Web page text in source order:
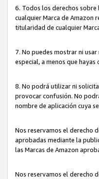
6. Todos los derechos
cualquier Marca de Amazon
titularidad de cualquier
7. No puedes mostrar ni
especial, a menos que
8. No podrá utilizar ni
provocar confusión. No
nombre de aplicación cuya
Nos reservamos el derecho
aprobadas mediante la
las Marcas de Amazon
Nos reservamos el derecho